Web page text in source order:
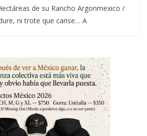
de su Rancho Argonmexico /
ni trote que canse… A